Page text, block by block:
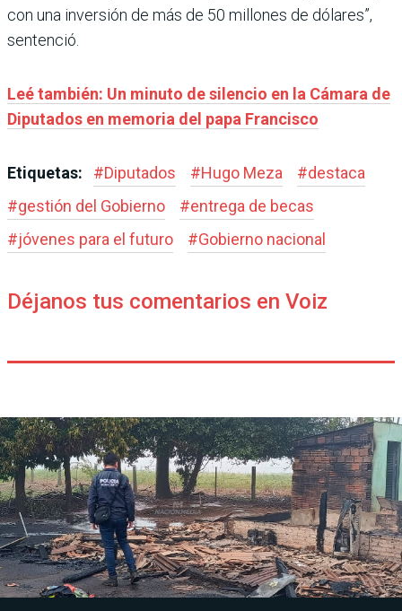
con una inversión de más de 50 millones de dólares”,
sentenció.
Leé también: Un minuto de silencio en la Cámara de
Diputados en memoria del papa Francisco
Etiquetas: #Diputados #Hugo Meza #destaca
#gestión del Gobierno #entrega de becas
#jóvenes para el futuro #Gobierno nacional
Déjanos tus comentarios en Voiz